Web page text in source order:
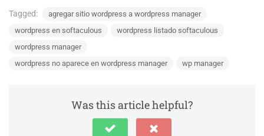
Tagged:
agregar sitio wordpress a wordpress manager
wordpress en softaculous
wordpress listado softaculous
wordpress manager
wordpress no aparece en wordpress manager
wp manager
Was this article helpful?